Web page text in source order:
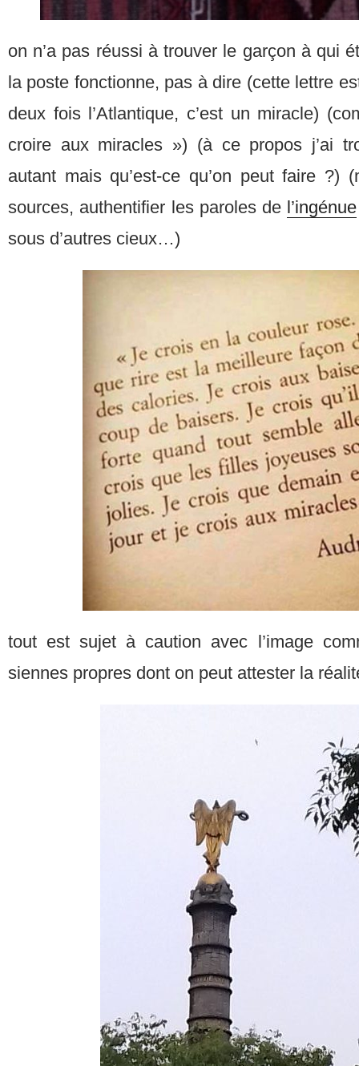
on n’a pas réussi à trouver le garçon à qui
la poste fonctionne, pas à dire (cette lettre
deux fois l’Atlantique, c’est un miracle)
croire aux miracles ») (à ce propos j’ai
autant mais qu’est-ce qu’on peut faire ?)
sources, authentifier les paroles de l’ingénue
sous d’autres cieux…)
tout est sujet à caution avec l’image
siennes propres dont on peut attester la